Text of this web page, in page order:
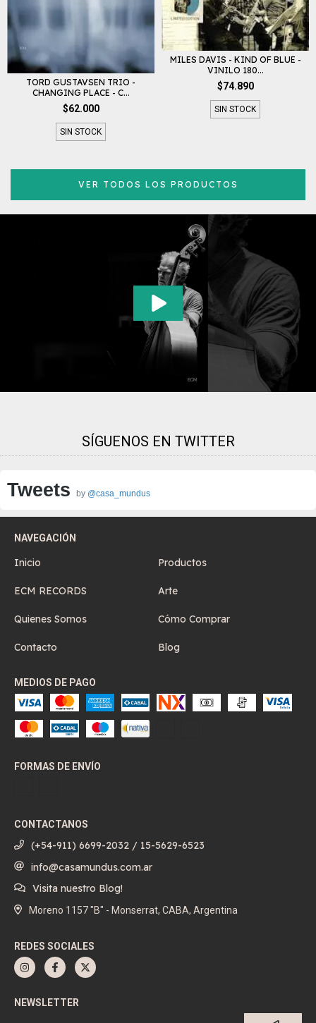
TORD GUSTAVSEN TRIO -
CHANGING PLACE - C...
$62.000
SIN STOCK
MILES DAVIS - KIND OF BLUE -
VINILO 180...
$74.890
SIN STOCK
VER TODOS LOS PRODUCTOS
SÍGUENOS EN TWITTER
Tweets by @casa_mundus
NAVEGACIÓN
Inicio Productos
ECM RECORDS Arte
Quienes Somos Cómo Comprar
Contacto Blog
MEDIOS DE PAGO
FORMAS DE ENVÍO
CONTACTANOS
(+54-911) 6699-2032 / 15-5629-6523
info@casamundus.com.ar
Visita nuestro Blog!
Moreno 1157 "B" - Monserrat, CABA, Argentina
REDES SOCIALES
NEWSLETTER